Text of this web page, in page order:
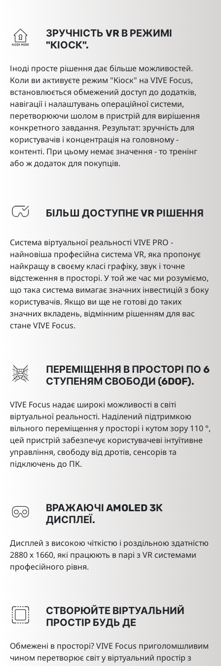
ЗРУЧНІСТЬ VR В РЕЖИМІ
"КІОСК".
Іноді просте рішення дає більше можливостей.
Коли ви активуєте режим "Кіоск" на VIVE Focus,
встановлюється обмежений доступ до додатків,
навігації і налаштувань операційної системи,
перетворюючи шолом в пристрій для вирішення
конкретного завдання. Результат: зручність для
користувачів і концентрація на головному -
контенті. При цьому немає значення - то тренінг
або ж додаток для покупців.
БІЛЬШ ДОСТУПНЕ VR РІШЕННЯ
Система віртуальної реальності VIVE PRO -
найновіша професійна система VR, яка пропонує
найкращу в своєму класі графіку, звук і точне
відстеження в просторі. У той же час ми розуміємо,
що така система вимагає значних інвестицій з боку
користувачів. Якщо ви ще не готові до таких
значних вкладень, відмінним рішенням для вас
стане VIVE Focus.
ПЕРЕМІЩЕННЯ В ПРОСТОРІ ПО 6
СТУПЕНЯМ СВОБОДИ (6DOF).
VIVE Focus надає широкі можливості в світі
віртуальної реальності. Наділений підтримкою
вільного переміщення у просторі і кутом зору 110 °,
цей пристрій забезпечує користувачеві інтуїтивне
управління, свободу від дротів, сенсорів та
підключень до ПК.
ВРАЖАЮЧІ AMOLED 3К
ДИСПЛЕЇ.
Дисплей з високою чіткістю і роздільною здатністю
2880 х 1660, які працюють в парі з VR системами
професійного рівня.
СТВОРЮЙТЕ ВІРТУАЛЬНИЙ
ПРОСТІР БУДЬ ДЕ
Обмежені в просторі? VIVE Focus приголомшливим
чином перетворює світ у віртуальний простір з